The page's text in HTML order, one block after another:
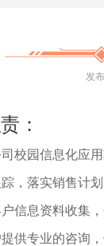
发
：
校园信息化应
，落实销售计
信息资料收集
供专业的咨询